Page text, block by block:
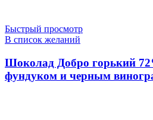
Быстрый просмотр
В список желаний
Шоколад Добро горький
фундуком и черным